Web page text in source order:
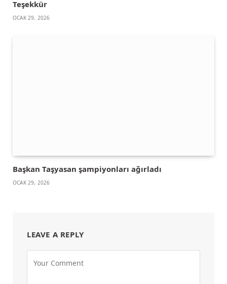
Teşekkür
OCAK 29, 2026
Başkan Taşyasan şampiyonları ağırladı
OCAK 29, 2026
LEAVE A REPLY